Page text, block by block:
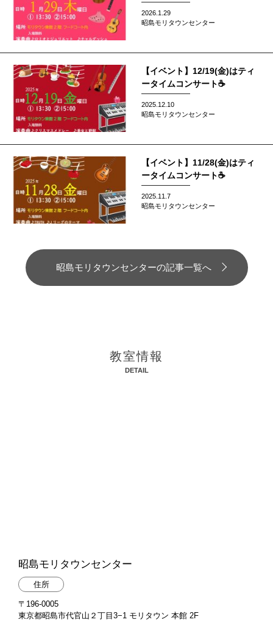
2026.1.29
昭島モリタウンセンター
【イベント】12/19(金)はティ
ータイムコンサート☕
2025.12.10
昭島モリタウンセンター
【イベント】11/28(金)はティ
ータイムコンサート☕
2025.11.7
昭島モリタウンセンター
昭島モリタウンセンターの記事一覧へ
教室情報
DETAIL
昭島モリタウンセンター
住所
〒196-0005
東京都昭島市代官山２丁目3−1 モリタウン 本館 2F